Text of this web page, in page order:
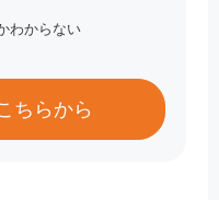
わからない
ちらから